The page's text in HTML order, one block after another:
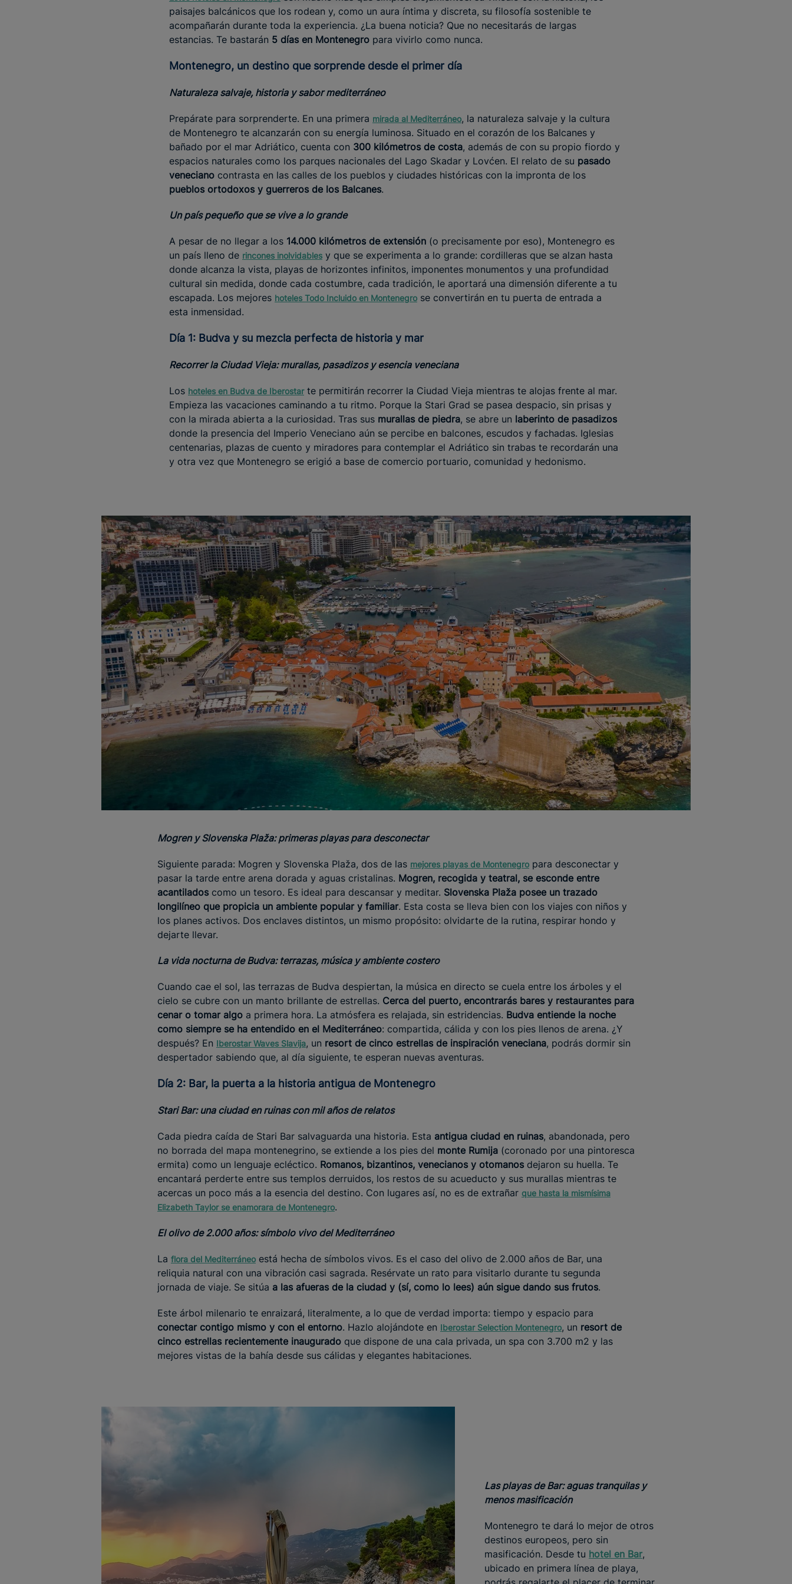
paisajes balcánicos que los rodean y, como un aura íntima y discreta, su filosofía sostenible te
acompañarán durante toda la experiencia. ¿La buena noticia? Que no necesitarás de largas
estancias. Te bastarán 5 días en Montenegro para vivirlo como nunca.
Montenegro, un destino que sorprende desde el primer día
Naturaleza salvaje, historia y sabor mediterráneo
Prepárate para sorprenderte. En una primera mirada al Mediterráneo, la naturaleza salvaje y la cultura
de Montenegro te alcanzarán con su energía luminosa. Situado en el corazón de los Balcanes y
bañado por el mar Adriático, cuenta con 300 kilómetros de costa, además de con su propio fiordo y
espacios naturales como los parques nacionales del Lago Skadar y Lovćen. El relato de su pasado
veneciano contrasta en las calles de los pueblos y ciudades históricas con la impronta de los
pueblos ortodoxos y guerreros de los Balcanes.
Un país pequeño que se vive a lo grande
A pesar de no llegar a los 14.000 kilómetros de extensión (o precisamente por eso), Montenegro es
un país lleno de rincones inolvidables y que se experimenta a lo grande: cordilleras que se alzan hasta
donde alcanza la vista, playas de horizontes infinitos, imponentes monumentos y una profundidad
cultural sin medida, donde cada costumbre, cada tradición, le aportará una dimensión diferente a tu
escapada. Los mejores hoteles Todo Incluido en Montenegro se convertirán en tu puerta de entrada a
esta inmensidad.
Día 1: Budva y su mezcla perfecta de historia y mar
Recorrer la Ciudad Vieja: murallas, pasadizos y esencia veneciana
Los hoteles en Budva de Iberostarte permitirán recorrer la Ciudad Vieja mientras te alojas frente al mar.
Empieza las vacaciones caminando a tu ritmo. Porque la Stari Grad se pasea despacio, sin prisas y
con la mirada abierta a la curiosidad. Tras sus murallas de piedra, se abre un laberinto de pasadizos
donde la presencia del Imperio Veneciano aún se percibe en balcones, escudos y fachadas. Iglesias
centenarias, plazas de cuento y miradores para contemplar el Adriático sin trabas te recordarán una
y otra vez que Montenegro se erigió a base de comercio portuario, comunidad y hedonismo.
Mogren y Slovenska Plaža: primeras playas para desconectar
Siguiente parada: Mogren y Slovenska Plaža, dos de las mejores playas de Montenegro para desconectar y
pasar la tarde entre arena dorada y aguas cristalinas. Mogren, recogida y teatral, se esconde entre
acantilados como un tesoro. Es ideal para descansar y meditar. Slovenska Plaža posee un trazado
longilíneo que propicia un ambiente popular y familiar. Esta costa se lleva bien con los viajes con niños y
los planes activos. Dos enclaves distintos, un mismo propósito: olvidarte de la rutina, respirar hondo y
dejarte llevar.
La vida nocturna de Budva: terrazas, música y ambiente costero
Cuando cae el sol, las terrazas de Budva despiertan, la música en directo se cuela entre los árboles y el
cielo se cubre con un manto brillante de estrellas. Cerca del puerto, encontrarás bares y restaurantes para
cenar o tomar algo a primera hora. La atmósfera es relajada, sin estridencias. Budva entiende la noche
como siempre se ha entendido en el Mediterráneo: compartida, cálida y con los pies llenos de arena. ¿Y
después? En Iberostar Waves Slavija, un resort de cinco estrellas de inspiración veneciana, podrás dormir sin
despertador sabiendo que, al día siguiente, te esperan nuevas aventuras.
Día 2: Bar, la puerta a la historia antigua de Montenegro
Stari Bar: una ciudad en ruinas con mil años de relatos
Cada piedra caída de Stari Bar salvaguarda una historia. Esta antigua ciudad en ruinas, abandonada, pero
no borrada del mapa montenegrino, se extiende a los pies del monte Rumija (coronado por una pintoresca
ermita) como un lenguaje ecléctico. Romanos, bizantinos, venecianos y otomanos dejaron su huella. Te
encantará perderte entre sus templos derruidos, los restos de su acueducto y sus murallas mientras te
acercas un poco más a la esencia del destino. Con lugares así, no es de extrañar que hasta la mismísima
Elizabeth Taylor se enamorara de Montenegro.
El olivo de 2.000 años: símbolo vivo del Mediterráneo
La flora del Mediterráneo está hecha de símbolos vivos. Es el caso del olivo de 2.000 años de Bar, una
reliquia natural con una vibración casi sagrada. Resérvate un rato para visitarlo durante tu segunda
jornada de viaje. Se sitúa a las afueras de la ciudad y (sí, como lo lees) aún sigue dando sus frutos.
Este árbol milenario te enraizará, literalmente, a lo que de verdad importa: tiempo y espacio para
conectar contigo mismo y con el entorno. Hazlo alojándote en Iberostar Selection Montenegro, un resort de
cinco estrellas recientemente inaugurado que dispone de una cala privada, un spa con 3.700 m2 y las
mejores vistas de la bahía desde sus cálidas y elegantes habitaciones.
Las playas de Bar: aguas tranquilas y
menos masificación
Montenegro te dará lo mejor de otros
destinos europeos, pero sin
masificación. Desde tu hotel en Bar,
ubicado en primera línea de playa,